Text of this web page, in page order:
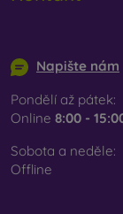
Napište nám
Pondělí až pátek:
Online 8:00 -
Sobota a neděle:
Offline